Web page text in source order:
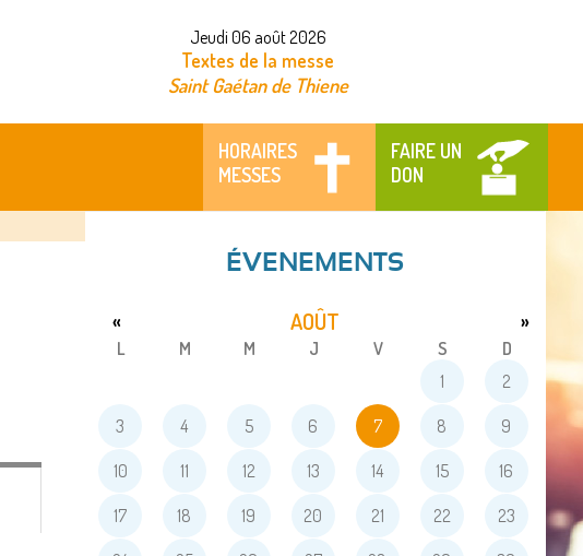
Jeudi 06 août 2026
Textes de la messe
Saint Gaétan de Thiene
HORAIRES
MESSES
FAIRE UN
DON
ÉVENEMENTS
AOÛT
« »
L M M J V S
D
1
2
3 4 5 6 7 8 9
10 11 12 13 14 15 16
17 18 19 20 21 22 23